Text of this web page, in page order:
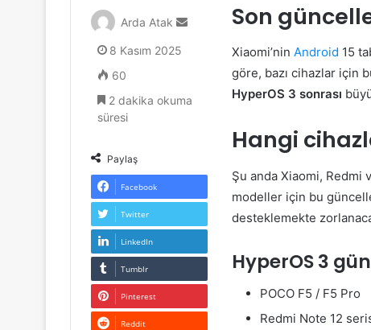
Son
Xiaomi’nin Android 15
göre, bazı cihazlar için
HyperOS 3 sonrası
Hangi
Şu anda Xiaomi, Redmi
modeller için bu
desteklemekte
HyperOS 3
POCO F5 / F5 Pro
Redmi Note 12
Arda Atak
Bir
göndermek
8 Kasım 2025
60
2 dakika okuma
süresi
Paylaş
Facebook
Twitter
LinkedIn
Tumblr
Pinterest
Reddit